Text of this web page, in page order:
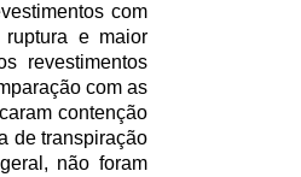
com
ruptura e maior
revestimentos
com as
contenção
de transpiração
não foram